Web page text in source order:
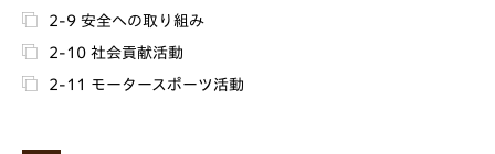
2-9 安全への取り組み
2-10 社会貢献活動
2-11 モータースポーツ活動